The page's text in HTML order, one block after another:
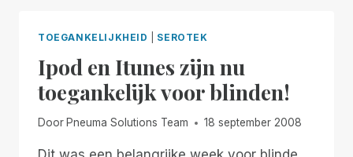
TOEGANKELIJKHEID SEROTEK
Ipod en Itunes zijn nu
toegankelijk voor blinden!
Door Pneuma Solutions Team 18 september 2008